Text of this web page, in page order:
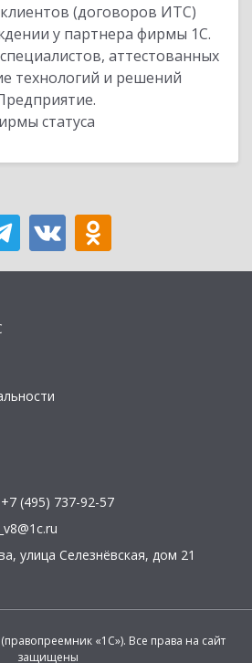
(договоров ИТС)
у партнера фирмы 1С.
аттестованных
технологий и решений
статуса
+7 (495) 737-92-57
, улица Селезнёвская, дом 21
«1С»). Все права на сайт
защищены